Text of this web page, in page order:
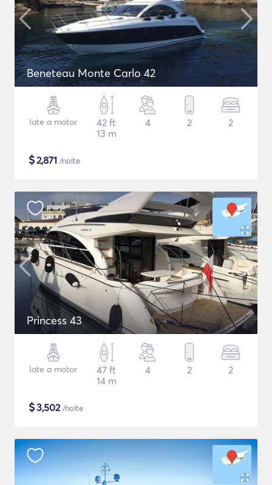
Beneteau Monte Carlo 42
Iate a motor
42 ft
13 m
4 2 2
$2,871 /noite
Princess 43
Iate a motor
47 ft
14 m
4 2 2
$3,502/noite